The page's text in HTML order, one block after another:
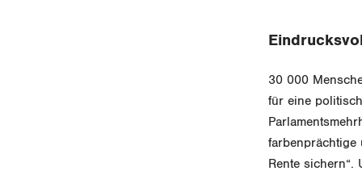
30 000
für eine
farbenprächtige
Rente